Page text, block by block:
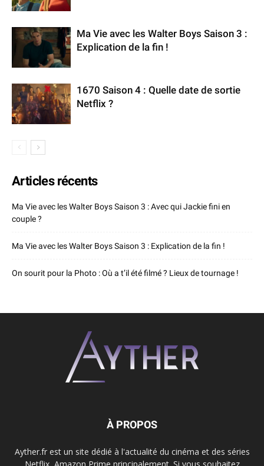
Ma Vie avec les Walter Boys Saison 3 :
Explication de la fin !
1670 Saison 4 : Quelle date de sortie
Netflix ?
Articles récents
Ma Vie avec les Walter Boys Saison 3 : Avec qui Jackie fini en
couple ?
Ma Vie avec les Walter Boys Saison 3 : Explication de la fin !
On sourit pour la Photo : Où a t’il été filmé ? Lieux de tournage !
À PROPOS
Ayther.fr est un site dédié à l'actualité du cinéma et des séries